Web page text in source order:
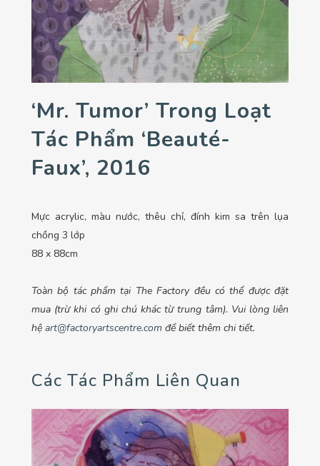
‘Mr. Tumor’ Trong Loạt
Tác Phẩm ‘Beauté-
Faux’, 2016
Mực acrylic, màu nước, thêu chỉ, đính kim sa trên lụa
chồng 3 lớp
88 x 88cm
Toàn bộ tác phẩm tại The Factory đều có thể được đặt
mua (trừ khi có ghi chú khác từ trung tâm). Vui lòng liên
hệ art@factoryartscentre.com để biết thêm chi tiết.
Các Tác Phẩm Liên Quan